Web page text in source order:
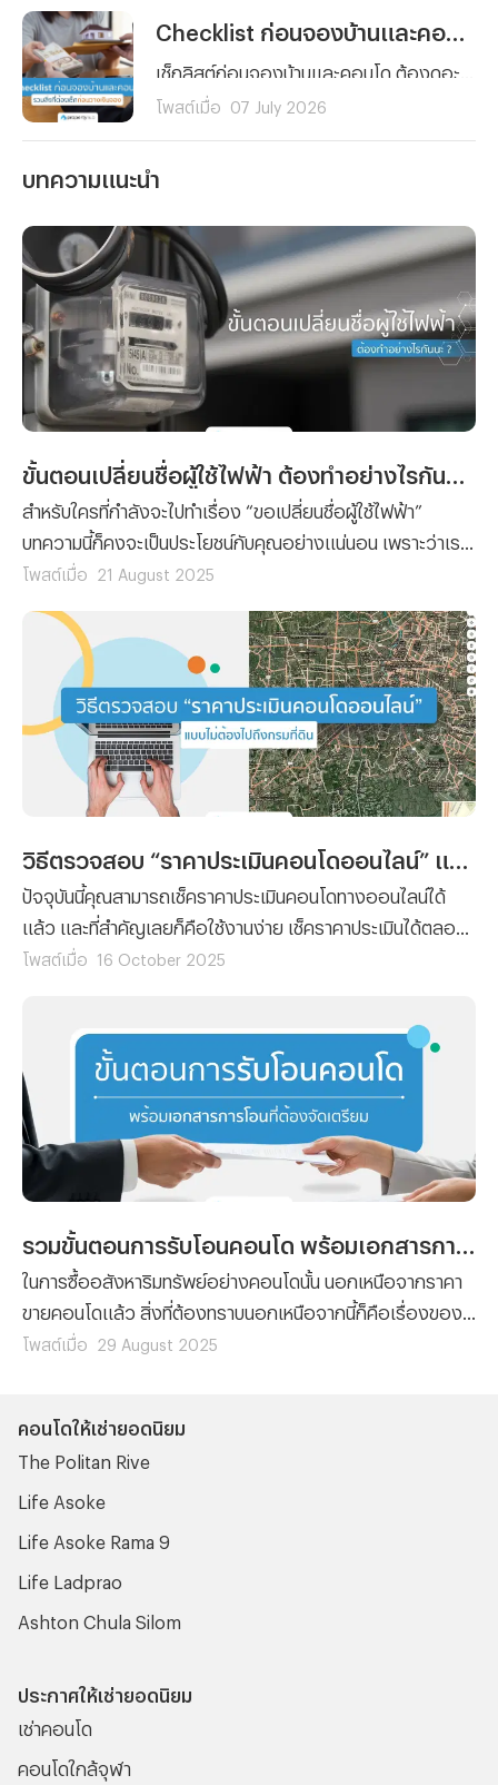
โพสต์เมื่อ 07 July 2026
บทความแนะนำ
สำหรับใครที่กำลังจะไปทำเรื่อง “ขอเปลี่ยนชื่อผู้ใช้ไฟฟ้า”
บทความนี้ก็คงจะเป็นประโยชน์กับคุณอย่างแน่นอน เพราะว่าเรา
ได้รวบรวมขั้นตอนการยื่นเรื่องขอเปลี่ยนชื่อผู้ใช้ไฟฟ้า พร้อม
โพสต์เมื่อ 21 August 2025
ปัจจุบันนี้คุณสามารถเช็คราคาประเมินคอนโดทางออนไลน์ได้
แล้ว และที่สำคัญเลยก็คือใช้งานง่าย เช็คราคาประเมินได้ตลอด
24 ชั่วโมง โดยที่ไม่ต้องเสียเวลาและค่าเดินทางไปยังกรมที่ดิน
โพสต์เมื่อ 16 October 2025
ในการซื้ออสังหาริมทรัพย์อย่างคอนโดนั้น นอกเหนือจากราคา
ขายคอนโดแล้ว สิ่งที่ต้องทราบนอกเหนือจากนี้ก็คือเรื่องของ
ขั้นตอนต่างๆ ที่ผู้ซื้อทุกรายจะต้องทำความเข้าใจ เพราะไม่ว่าจะ
คอนโด คือเรื่องที่จะสร้างความปวดหัวไม่น้อยสำหรับใครที่ไม่
เคยทำความเข้าใจมาก่อน
โพสต์เมื่อ 29 August 2025
คอนโดให้เช่ายอดนิยม
The Politan Rive
Life Asoke
Life Asoke Rama 9
Life Ladprao
Ashton Chula Silom
ประกาศให้เช่ายอดนิยม
เช่าคอนโด
คอนโดใกล้จุฬา